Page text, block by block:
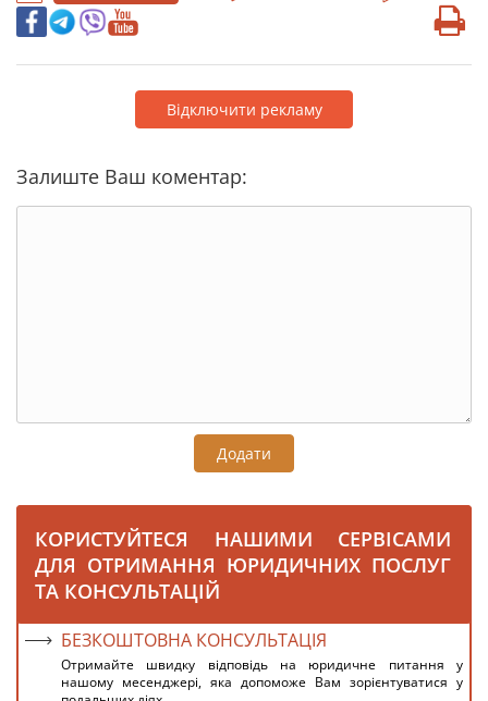
Відключити рекламу
Залиште Ваш коментар:
Додати
КОРИСТУЙТЕСЯ НАШИМИ СЕРВІСАМИ
ДЛЯ ОТРИМАННЯ ЮРИДИЧНИХ ПОСЛУГ
ТА КОНСУЛЬТАЦІЙ
БЕЗКОШТОВНА КОНСУЛЬТАЦІЯ
Отримайте швидку відповідь на юридичне питання у
нашому месенджері, яка допоможе Вам зорієнтуватися у